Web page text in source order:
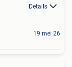
Details
19 mei 26